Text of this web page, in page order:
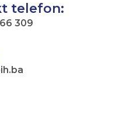
telefon:
309